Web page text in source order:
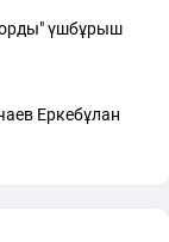
үшбұрыш
Еркебұлан